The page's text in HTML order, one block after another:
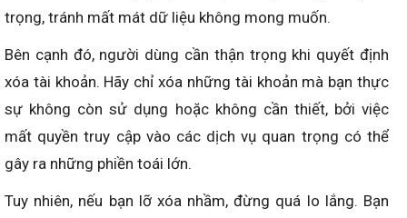
trọng, tránh mất mát dữ liệu không mong muốn.
Bên cạnh đó, người dùng cần thận trọng khi quyết định
xóa tài khoản. Hãy chỉ xóa những tài khoản mà bạn thực
sự không còn sử dụng hoặc không cần thiết, bởi việc
mất quyền truy cập vào các dịch vụ quan trọng có thể
gây ra những phiền toái lớn.
Tuy nhiên, nếu bạn lỡ xóa nhầm, đừng quá lo lắng. Bạn